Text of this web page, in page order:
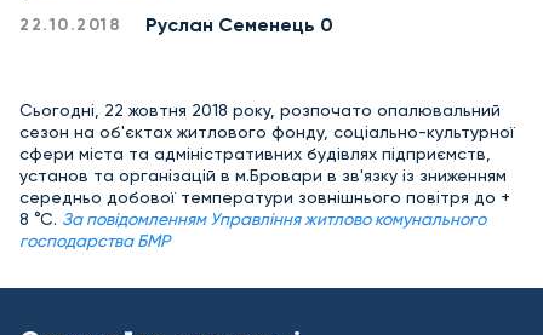
22.10.2018 Руслан Семенець 0
Сьогодні, 22 жовтня 2018 року, розпочато опалювальний
сезон на об'єктах житлового фонду, соціально-культурної
сфери міста та адміністративних будівлях підприємств,
установ та організацій в м.Бровари в зв'язку із зниженням
середньо добової температури зовнішнього повітря до +
8 °С. За повідомленням Управління житлово комунального
господарства БМР